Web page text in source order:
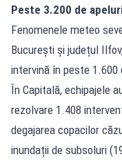
Peste 3.200 de
Fenomenele meteo
București și județul
intervină în peste 1.600
În Capitală, echipajele
rezolvare 1.408
degajarea copacilor
inundații de subsoluri